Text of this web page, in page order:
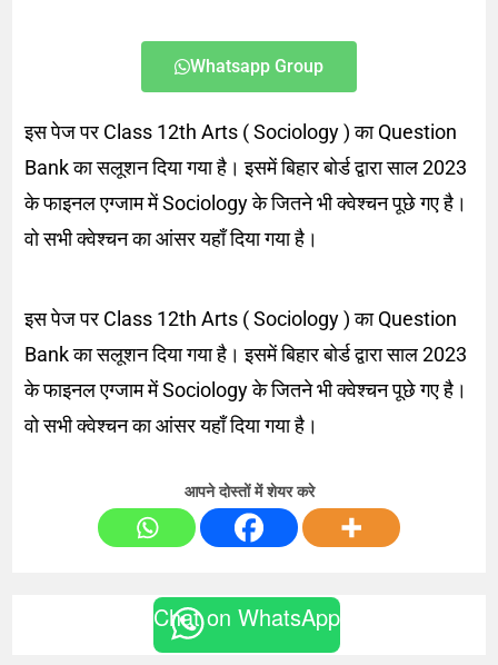
Whatsapp Group
इस पेज पर Class 12th Arts ( Sociology ) का Question
Bank का सलूशन दिया गया है। इसमें बिहार बोर्ड द्वारा साल 2023
के फाइनल एग्जाम में Sociology के जितने भी क्वेश्चन पूछे गए है।
वो सभी क्वेश्चन का आंसर यहाँ दिया गया है।
इस पेज पर Class 12th Arts ( Sociology ) का Question
Bank का सलूशन दिया गया है। इसमें बिहार बोर्ड द्वारा साल 2023
के फाइनल एग्जाम में Sociology के जितने भी क्वेश्चन पूछे गए है।
वो सभी क्वेश्चन का आंसर यहाँ दिया गया है।
आपने दोस्तों में शेयर करे
Chat on WhatsApp